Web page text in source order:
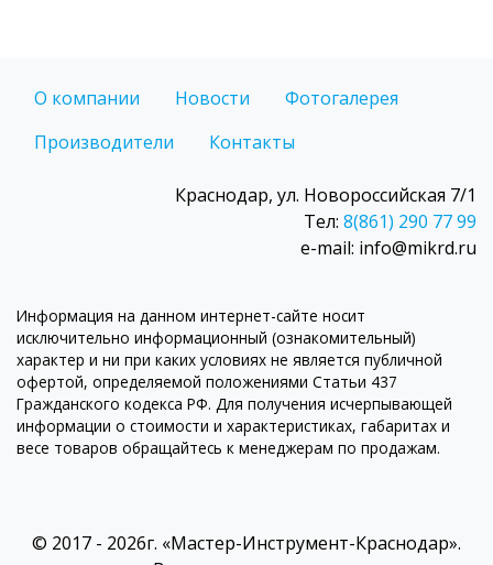
О компании Новости
Фотогалерея
Производители
Контакты
Краснодар, ул. Новороссийская 7/1
Тел: 8(861) 290 77 99
e-mail: info@mikrd.ru
Информация на данном интернет-сайте носит
исключительно информационный (ознакомительный)
характер и ни при каких условиях не является публичной
офертой, определяемой положениями Статьи 437
Гражданского кодекса РФ. Для получения исчерпывающей
информации о стоимости и характеристиках, габаритах и
весе товаров обращайтесь к менеджерам по продажам.
© 2017 - 2026г. «Мастер-Инструмент-Краснодар».